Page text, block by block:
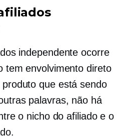
independente ocorre
tem envolvimento direto
que está sendo
palavras, não há
o nicho do afiliado e o